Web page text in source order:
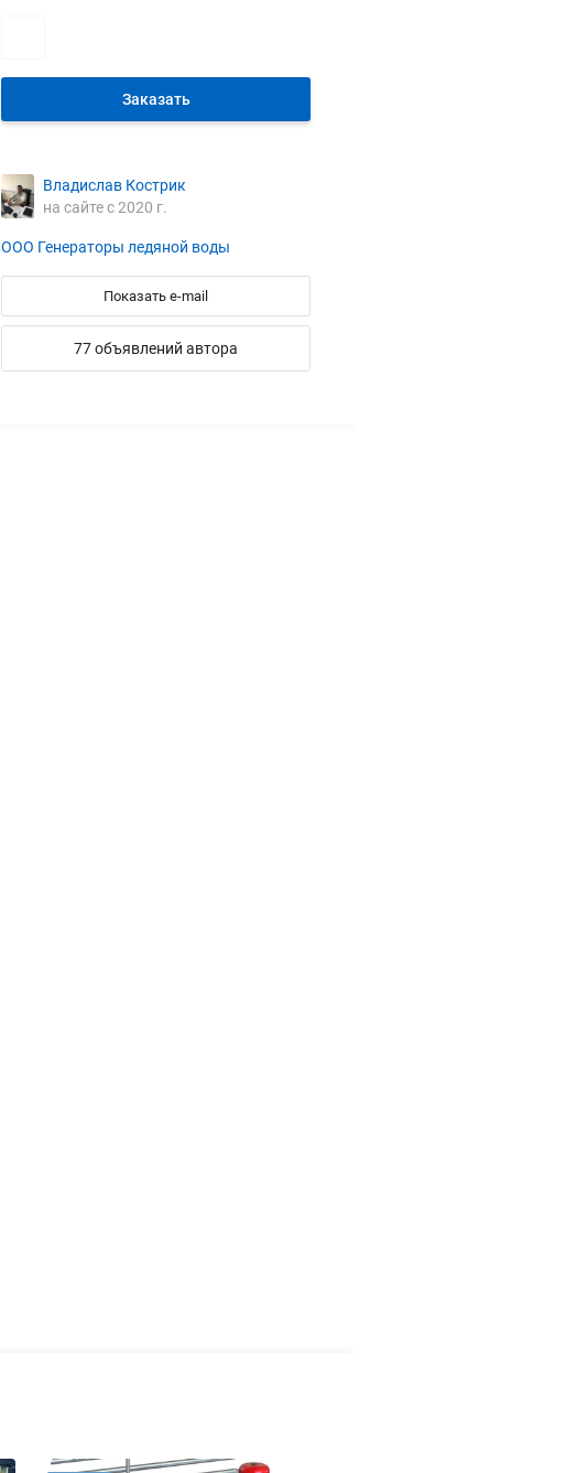
Заказать
Владислав Кострик
на сайте с 2020 г.
ООО Генераторы ледяной воды
Показать e-mail
77 объявлений автора